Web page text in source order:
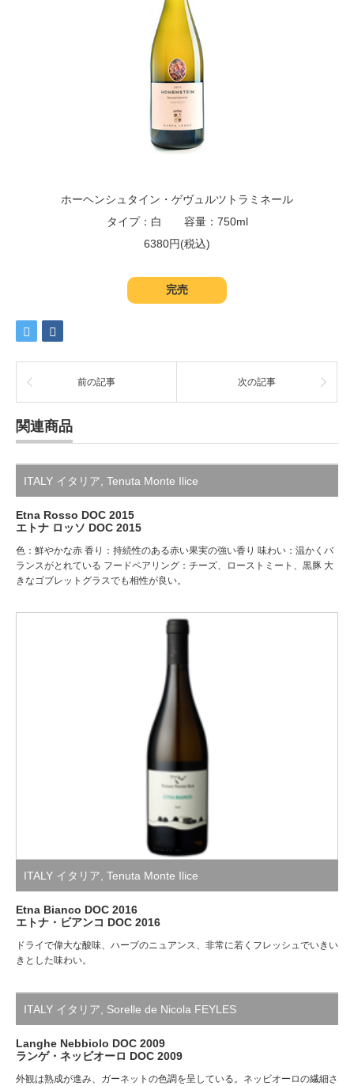
ホーヘンシュタイン・ゲヴュルツトラミネール
タイプ：白 容量：750ml
6380円(税込)
完売
前の記事 次の記事
関連商品
ITALY イタリア, Tenuta Monte Ilice
Etna Rosso DOC 2015
エトナ ロッソ DOC 2015
色：鮮やかな赤 香り：持続性のある赤い果実の強い香り 味わい：温かくバ
ランスがとれている フードペアリング：チーズ、ローストミート、黒豚 大
きなゴブレットグラスでも相性が良い。
ITALY イタリア, Tenuta Monte Ilice
Etna Bianco DOC 2016
エトナ・ビアンコ DOC 2016
ドライで偉大な酸味、ハーブのニュアンス、非常に若くフレッシュでいきい
きとした味わい。
ITALY イタリア, Sorelle de Nicola FEYLES
Langhe Nebbiolo DOC 2009
ランゲ・ネッビオーロ DOC 2009
外観は熟成が進み、ガーネットの色調を呈している。ネッビオーロの繊細さ